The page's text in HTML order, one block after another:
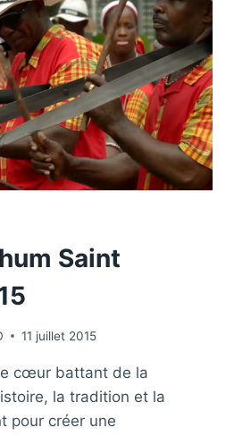
Saint
11 juillet 2015
cœur battant de la
la tradition et la
pour créer une